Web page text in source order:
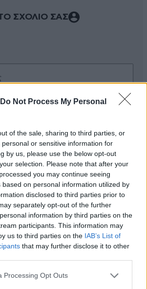
Do Not Process My Personal
of the sale, sharing to third parties, or
or sensitive information for
by us, please use the below opt-out
selection. Please note that after your
you may continue seeing
based on personal information utilized by
disclosed to third parties prior to
separately opt-out of the further
information by third parties on the
participants. This information may
us to third parties on the IAB’s List of
that may further disclose it to other
website/app uses one or more Google
Processing Opt Outs
ΣΧΟΛΙΟ ΣΑΣ
τους κανόνες σχολιασμού
ΠΡΟΣΘΗΚΗ